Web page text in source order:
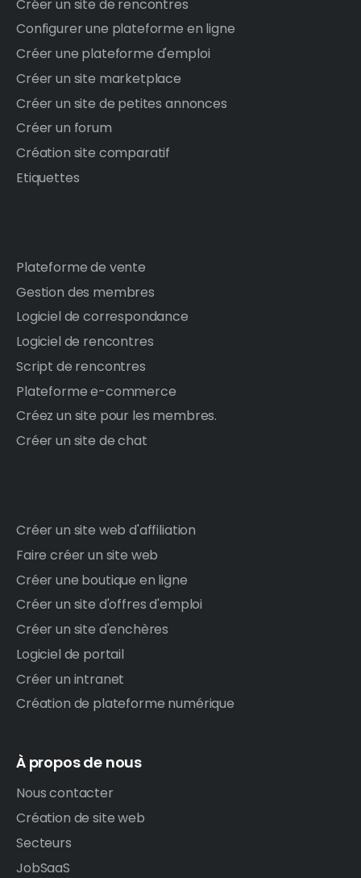
Créer un site de rencontres
Configurer une plateforme en ligne
Créer une plateforme d'emploi
Créer un site marketplace
Créer un site de petites annonces
Créer un forum
Création site comparatif
Etiquettes
Plateforme de vente
Gestion des membres
Logiciel de correspondance
Logiciel de rencontres
Script de rencontres
Plateforme e-commerce
Créez un site pour les membres.
Créer un site de chat
Créer un site web d'affiliation
Faire créer un site web
Créer une boutique en ligne
Créer un site d'offres d'emploi
Créer un site d'enchères
Logiciel de portail
Créer un intranet
Création de plateforme numérique
À propos de nous
Nous contacter
Création de site web
Secteurs
JobSaaS